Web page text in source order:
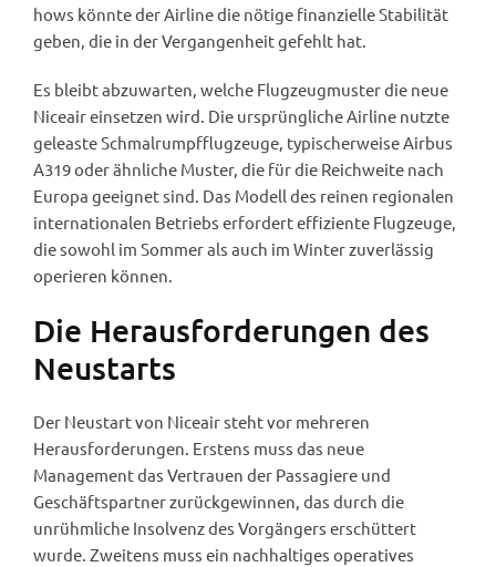
hows könnte der Airline die nötige finanzielle Stabilität
geben, die in der Vergangenheit gefehlt hat.
Es bleibt abzuwarten, welche Flugzeugmuster die neue
Niceair einsetzen wird. Die ursprüngliche Airline nutzte
geleaste Schmalrumpfflugzeuge, typischerweise Airbus
A319 oder ähnliche Muster, die für die Reichweite nach
Europa geeignet sind. Das Modell des reinen regionalen
internationalen Betriebs erfordert effiziente Flugzeuge,
die sowohl im Sommer als auch im Winter zuverlässig
operieren können.
Die Herausforderungen des
Neustarts
Der Neustart von Niceair steht vor mehreren
Herausforderungen. Erstens muss das neue
Management das Vertrauen der Passagiere und
Geschäftspartner zurückgewinnen, das durch die
unrühmliche Insolvenz des Vorgängers erschüttert
wurde. Zweitens muss ein nachhaltiges operatives